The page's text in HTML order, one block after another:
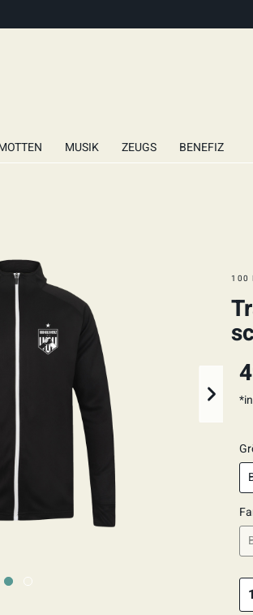
MUSIK ZEUGS BENEFIZ
100